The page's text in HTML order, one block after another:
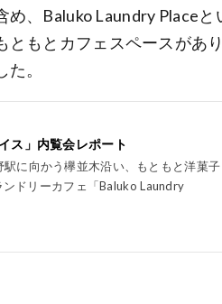
、Baluko Laundry Place
ともとカフェスペースがあ
。
ス」内覧会レポート
に向かう欅並木沿い、もともと洋菓子
ドリーカフェ「Baluko Laundry